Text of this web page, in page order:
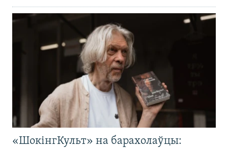
«ШокінгКульт» на барахолаўцы: